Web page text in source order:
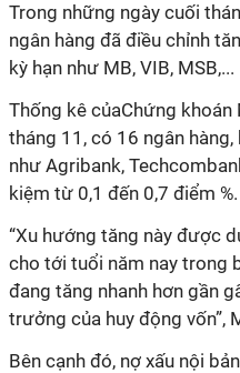
Trong những ngày cuối
ngân hàng đã điều chỉnh
kỳ hạn như MB, VIB, MSB,...
Thống kê củaChứng
tháng 11, có 16 ngân
như Agribank,
kiệm từ 0,1 đến 0,7 điểm %.
“Xu hướng tăng này được
cho tới tuổi năm nay trong
đang tăng nhanh hơn gần
trưởng của huy động vốn”,
Bên cạnh đó, nợ xấu nội